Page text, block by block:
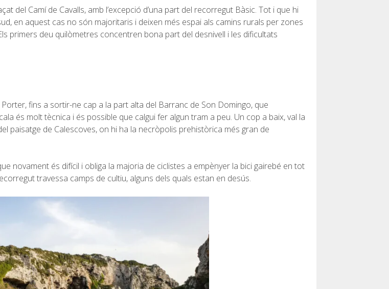
del Camí de Cavalls, amb l’excepció d’una part del recorregut Bàsic. Tot i que hi
en aquest cas no són majoritaris i deixen més espai als camins rurals per zones
primers deu quilòmetres concentren bona part del desnivell i les dificultats
fins a sortir-ne cap a la part alta del Barranc de Son Domingo, que
és molt tècnica i és possible que calgui fer algun tram a peu. Un cop a baix, val la
paisatge de Calescoves, on hi ha la necròpolis prehistòrica més gran de
novament és difícil i obliga la majoria de ciclistes a empènyer la bici gairebé en tot
travessa camps de cultiu, alguns dels quals estan en desús.